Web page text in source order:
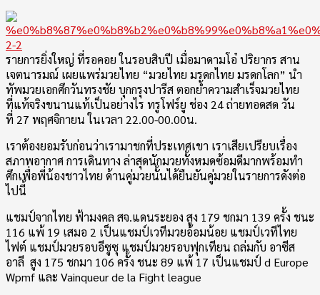
รายการยิ่งใหญ่ ที่รอคอย ในรอบสิบปี เมื่อมาดามโอ๋ ปริยากร สาน
เจตนารมณ์ เผยแพร่มวยไทย “มวยไทย มรดกไทย มรดกโลก” นำ
ทัพมวยเอกศึกวันทรงชัย บุกกรุงปารีส ตอกย้ำความสำเร็จมวยไทย
ที่แท้จริงขนานแท้เป็นอย่างไร ทรูโฟร์ยู ช่อง 24 ถ่ายทอดสด วัน
ที่ 27 พฤศจิกายน ในเวลา 22.00-00.00น.
เราต้องยอมรับก่อนว่าเรามาชกที่ประเทศเขา เราเสียเปรียบเรื่อง
สภาพอากาศ การเดินทาง ล่าสุดนักมวยทั้งหมดซ้อมดีมากพร้อมทำ
ศึกเพื่อพี่น้องชาวไทย ด้านคู่มวยนั้นได้ยืนยันคู่มวยในรายการดังต่อ
ไปนี้
แชมป์จากไทย ฟ้ามงคล สจ.แดนระยอง สูง 179 ชกมา 139 ครั้ง ชนะ
116 แพ้ 19 เสมอ 2 เป็นแชมป์เวทีมวยอ้อมน้อย แชมป์เวทีไทย
ไฟต์ แชมป์มวยรอบอีซูซุ แชมป์มวยรอบฟุกเทียน ถล่มกับ อาซีส
อาลี สูง 175 ชกมา 106 ครั้ง ชนะ 89 แพ้ 17 เป็นแชมป์ d Europe
Wpmf และ Vainqueur de la Fight league